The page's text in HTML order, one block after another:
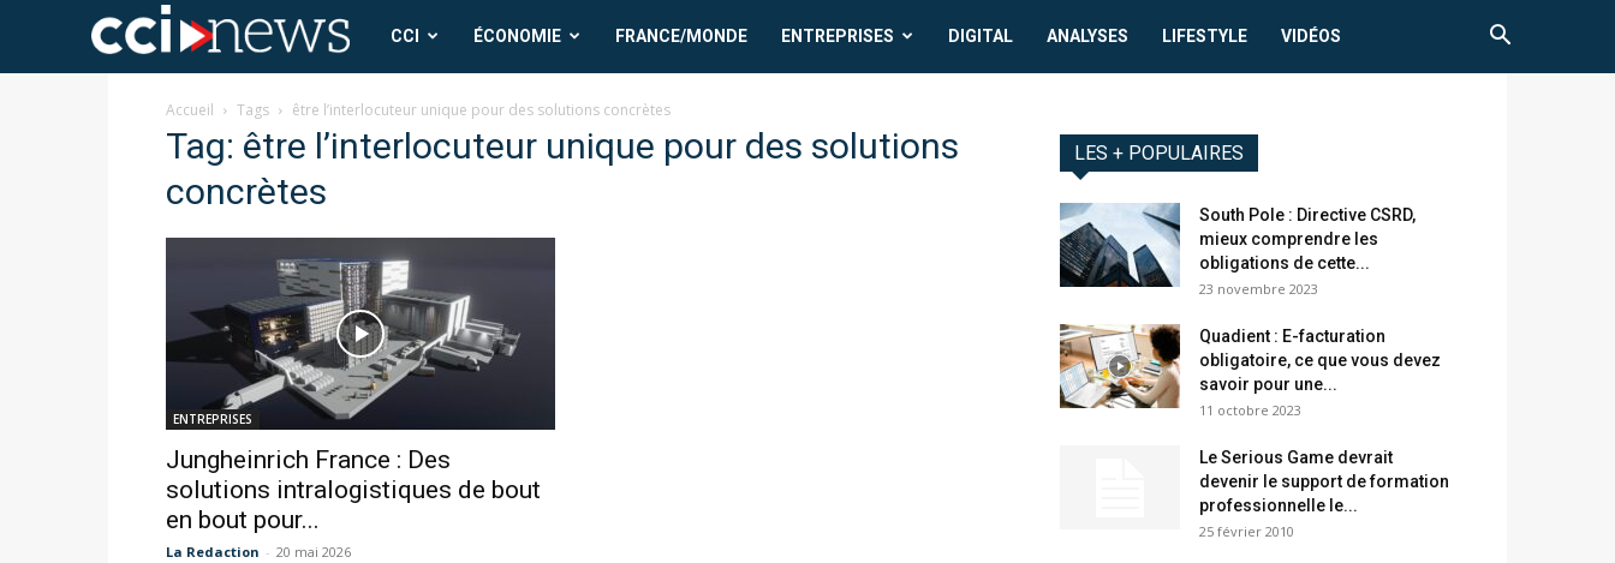
CCI
News
CCI ÉCONOMIE FRANCE/MONDE ENTREPRISES DIGITAL ANALYSES LIFESTYLE VIDÉOS
Accueil Tags être l’interlocuteur unique pour des solutions concrètes
Tag: être l’interlocuteur unique pour des solutions
concrètes
ENTREPRISES
Jungheinrich France : Des
solutions intralogistiques de bout
en bout pour...
La Redaction - 20 mai 2026
LES + POPULAIRES
South Pole : Directive CSRD,
mieux comprendre les
obligations de cette...
23 novembre 2023
Quadient : E-facturation
obligatoire, ce que vous devez
savoir pour une...
11 octobre 2023
Le Serious Game devrait
devenir le support de formation
professionnelle le...
25 février 2010